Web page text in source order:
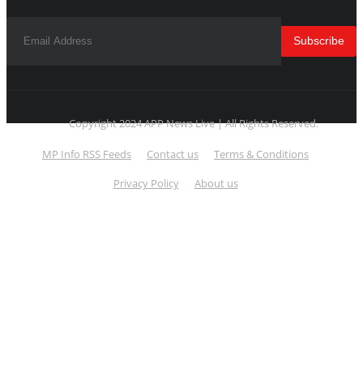
Subscribe
Copyright 2024 APP News Live | All Rights Reserved.
MP Info RSS Feeds Contact us
Terms & Conditions
Privacy Policy
About us